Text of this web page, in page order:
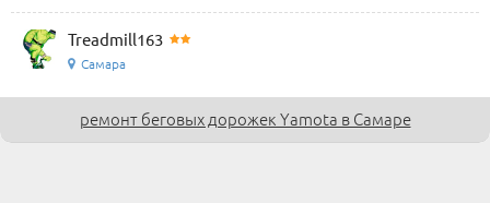
Treadmill163
Самара
ремонт беговых дорожек Yamota в Самаре